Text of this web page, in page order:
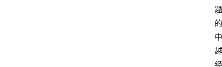
题
的
中
越
经